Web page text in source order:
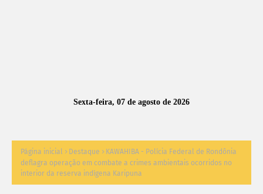
Sexta-feira, 07 de agosto de 2026
Página inicial Destaque
KAWAHIBA - Polícia Federal de Rondônia
deflagra operação em combate a crimes ambientais ocorridos no
interior da reserva indígena Karipuna